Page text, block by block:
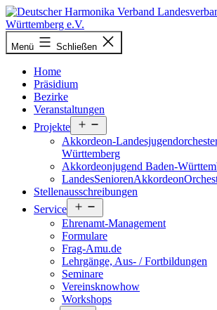
Zum
Inhalt
springen
Deutscher
Harmonika-
Menü Schließen
Home
Präsidium
Bezirke
Veranstaltungen
Projekte
öffnen
Akkordeon-
Württemberg
Akkordeonjugend Baden-
Stellenausschreibungen
Service
öffnen
Ehrenamt-Management
Formulare
Frag-Amu.de
Lehrgänge, Aus- / Fortbildungen
Seminare
Vereinsknowhow
Workshops